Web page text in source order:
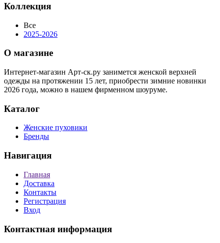
Коллекция
Все
2025-2026
О магазине
Интернет-магазин Арт-ск.ру занимется женской верхней
одежды на протяжении 15 лет, приобрести зимние новинки
2026 года, можно в нашем фирменном шоуруме.
Каталог
Женские пуховики
Бренды
Навигация
Главная
Доставка
Контакты
Регистрация
Вход
Контактная информация